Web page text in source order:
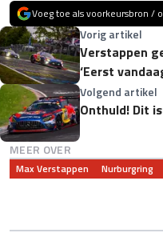
Voeg toe als voorkeursbron /
Vorig artikel
Verstappen
‘Eerst
Volgend artikel
Onthuld! Dit
MEER OVER
Max Verstappen Nurburgring